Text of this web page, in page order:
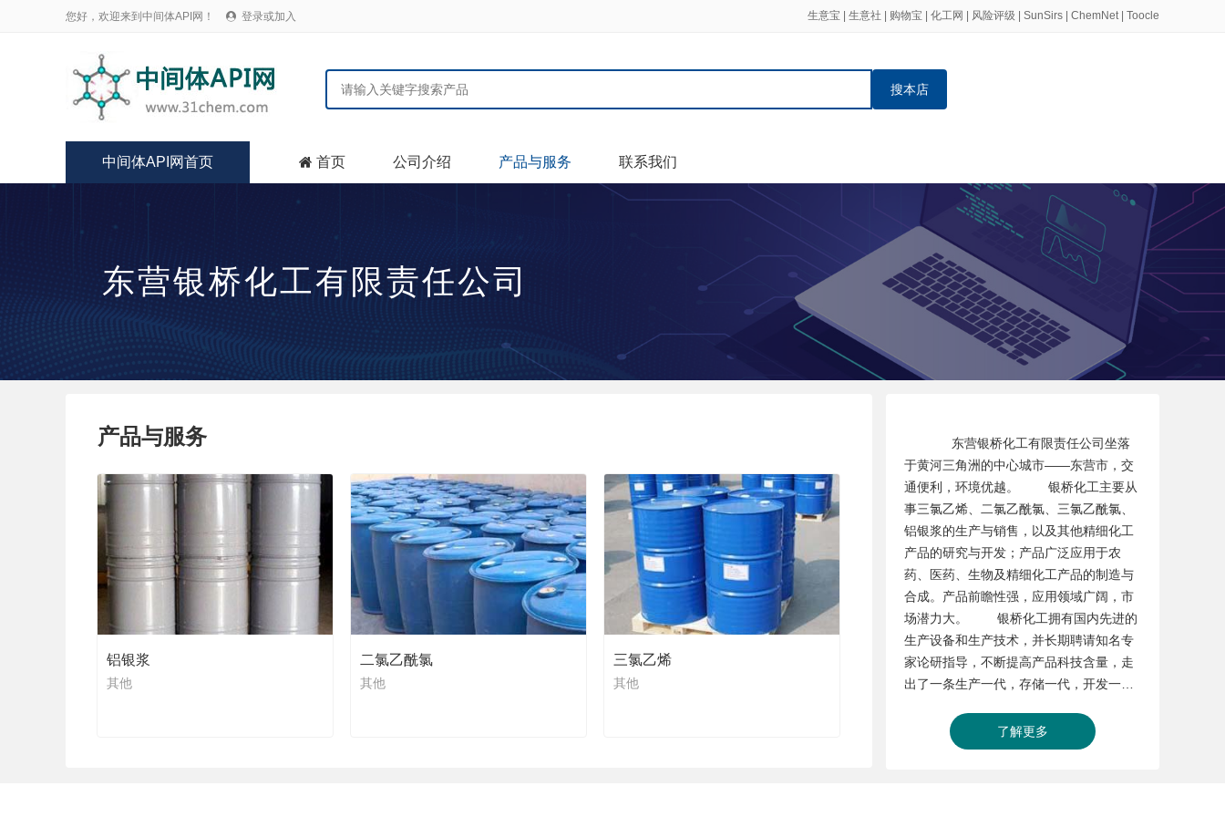
您好，欢迎来到中间体API网！  登录或加入 生意宝 生意社 购物宝 化工网 风险评级 SunSirs ChemNet| Toocle
搜本店
中间体API网首页  首页 公司介绍 产品与服务 联系我们
东营银桥化工有限责任公司
产品与服务
铝银浆
其他
二氯乙酰氯
其他
三氯乙烯
其他
东营银桥化工有限责任公司坐落
于黄河三角洲的中心城市——东营市，交
通便利，环境优越。 银桥化工主要从
事三氯乙烯、二氯乙酰氯、三氯乙酰氯、
铝银浆的生产与销售，以及其他精细化工
产品的研究与开发；产品广泛应用于农
药、医药、生物及精细化工产品的制造与
合成。产品前瞻性强，应用领域广阔，市
场潜力大。 银桥化工拥有国内先进的
生产设备和生产技术，并长期聘请知名专
家论研指导，不断提高产品科技含量，走
出了一条生产一代，存储一代，开发一代
奠定了坚实的基础。 银桥的宗旨是向
高精尖发展，努力实现全方位优化，恪守
了解更多